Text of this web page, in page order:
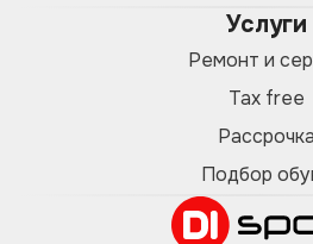
Услуги
Ремонт и
Tax free
Рассрочка
Подбор